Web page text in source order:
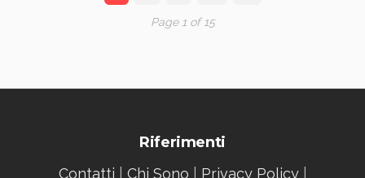
Page 1 of 15
Riferimenti
Contatti Chi Sono Privacy Policy|